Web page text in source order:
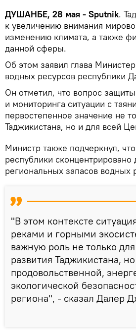
ДУШАНБЕ, 28 мая - Sputnik.
к увеличению внимания
изменению климата, а также
данной сферы.
Об этом заявил глава
водных ресурсов республики
Он отметил, что вопрос
и мониторинга ситуации с
первостепенное значение не
Таджикистана, но и для всей
Министр также подчеркнул,
республики сконцентрировано
региональных запасов водных
"В этом контексте
реками и горными
важную роль не только
развития Таджикистана,
продовольственной,
экологической
региона", - сказал Далер